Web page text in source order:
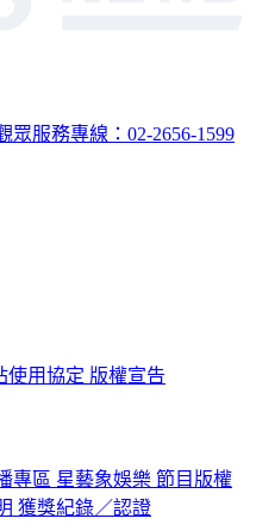
眾服務專線：02-2656-1599
使用協定 版權宣告
專區 星藝象娛樂 節目版權
獲獎紀錄／認證